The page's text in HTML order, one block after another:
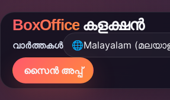
BoxOfficeകളക്ഷൻ
വാർത്തകൾ 🌐Malayalam
സൈൻ അപ്പ്